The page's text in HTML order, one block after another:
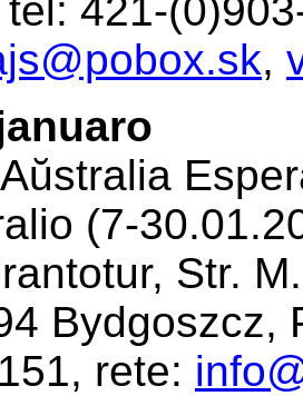
tel: 421-
,
(7-
Str.
Bydgoszcz,
rete: